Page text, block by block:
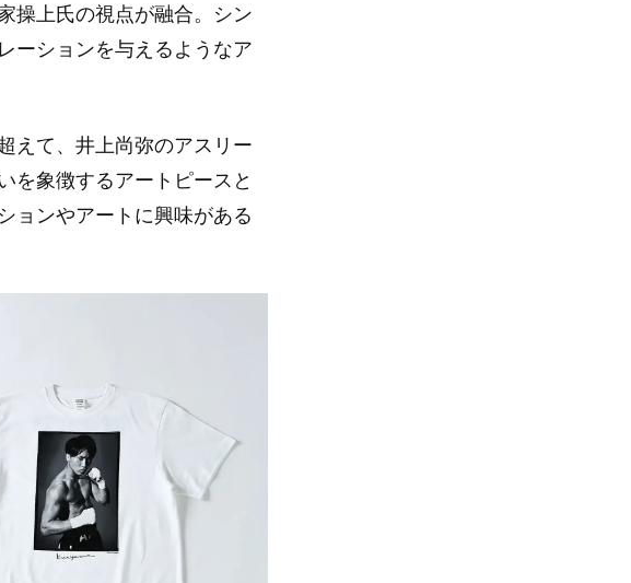
操上氏の視点が融合。シン
ーションを与えるようなア
えて、井上尚弥のアスリー
を象徴するアートピースと
ョンやアートに興味がある